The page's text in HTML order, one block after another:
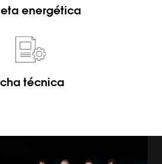
energética
técnica